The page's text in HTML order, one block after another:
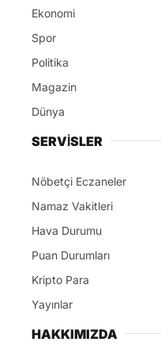
Ekonomi
Spor
Politika
Magazin
Dünya
SERVİSLER
Nöbetçi Eczaneler
Namaz Vakitleri
Hava Durumu
Puan Durumları
Kripto Para
Yayınlar
HAKKIMIZDA